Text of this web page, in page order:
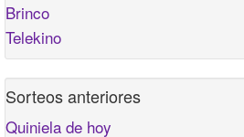
Brinco
Telekino
Sorteos anteriores
Quiniela de hoy